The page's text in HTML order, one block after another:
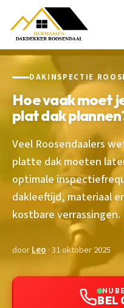
DAKINSPECTIE
Hoe vaak moet
plat dak
Veel Roosendaalers
platte dak moeten
optimale
dakleeftijd, materiaal
kostbare verrassingen.
doorLeo · 31 oktober 2025
NU
BEL